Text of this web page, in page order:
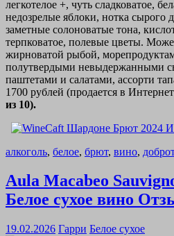
легкотелое +, чуть сладковатое,
недозрелые яблоки, нотка сырого
заметные солоноватые тона,
терпковатое, полевые цветы.
жирноватой рыбой,
полутвердыми невыдержанными
паштетами и салатами, ассорти
1700 рублей (продается в
из 10).
алкоголь, белое, брют, вино,
Aula Macabeo
Белое сухое вино
19.02.2026 Гарри Белое сухое